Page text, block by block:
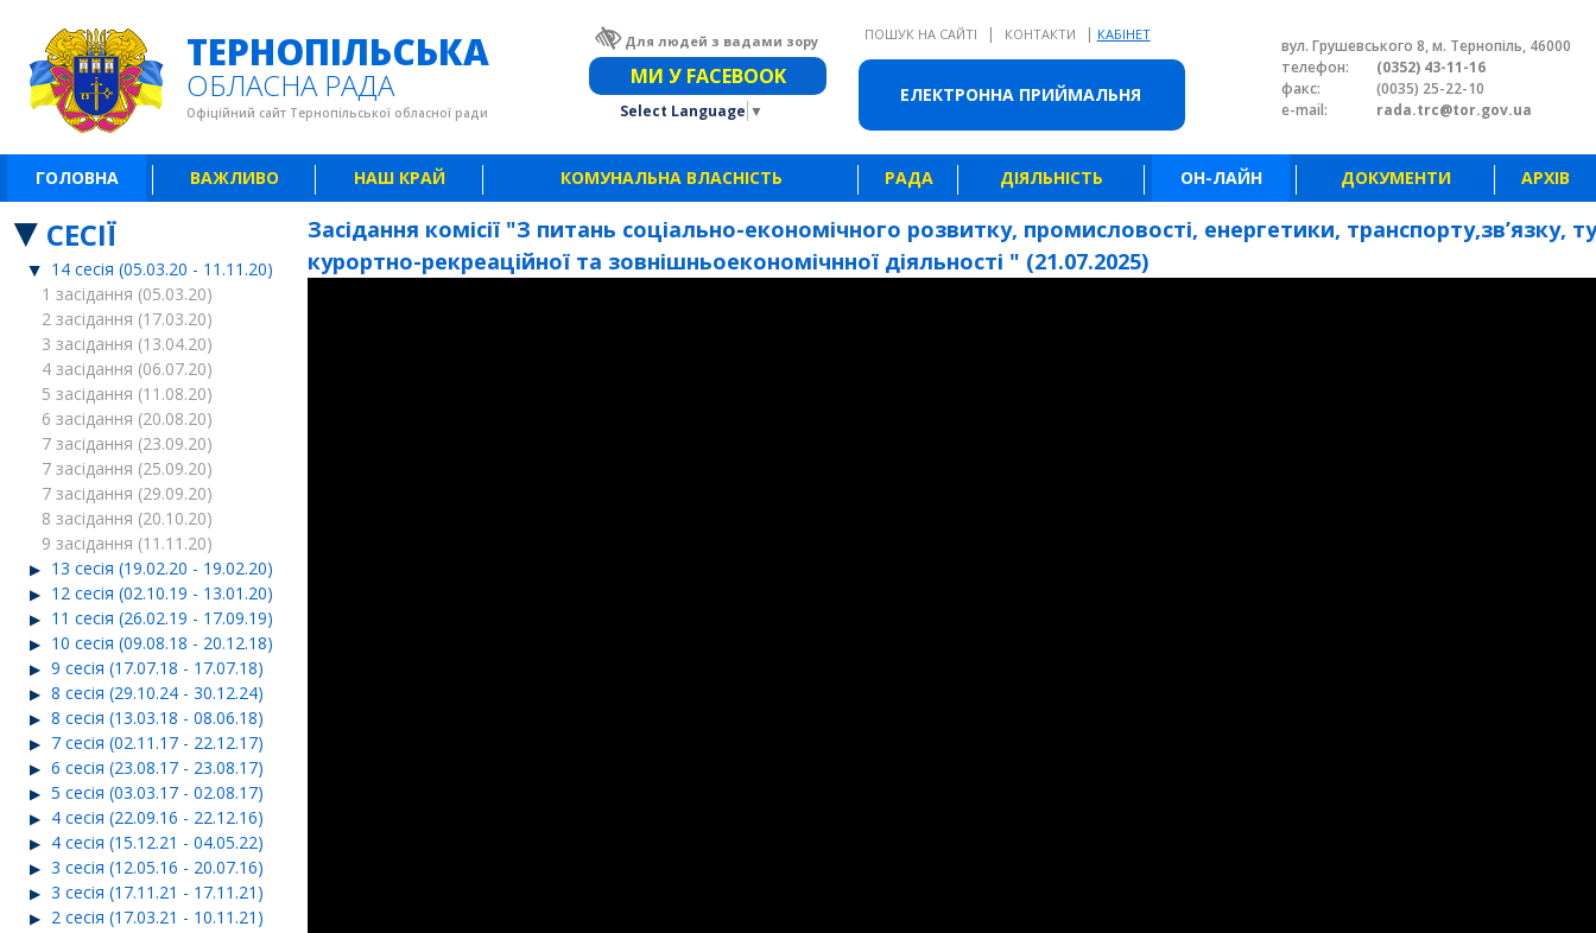
ЕЛЕКТРОННА ПРИЙМАЛЬНЯ
ТЕРНОПІЛЬСЬКА
ОБЛАСНА РАДА
Офіційний сайт Тернопільської обласної ради
Для людей з вадами зору Звичайна версія сайту
МИ У FACEBOOK
Select Language ▼
ПОШУК НА САЙТІ | КОНТАКТИ | КАБІНЕТ
вул. Грушевського 8, м. Тернопіль, 46000
телефон:
(0352) 43-11-16
факс:
(0035) 25-22-10
e-mail:
rada.trc@tor.gov.ua
ГОЛОВНА ВАЖЛИВО НАШ КРАЙ КОМУНАЛЬНА ВЛАСНІСТЬ РАДА ДІЯЛЬНІСТЬ ОН-ЛАЙН ДОКУМЕНТИ АРХІВ
СЕСІЇ
14 сесія (05.03.20 - 11.11.20)
1 засідання (05.03.20)
2 засідання (17.03.20)
3 засідання (13.04.20)
4 засідання (06.07.20)
5 засідання (11.08.20)
6 засідання (20.08.20)
7 засідання (23.09.20)
7 засідання (25.09.20)
7 засідання (29.09.20)
8 засідання (20.10.20)
9 засідання (11.11.20)
13 сесія (19.02.20 - 19.02.20)
12 сесія (02.10.19 - 13.01.20)
11 сесія (26.02.19 - 17.09.19)
10 сесія (09.08.18 - 20.12.18)
9 сесія (17.07.18 - 17.07.18)
8 сесія (29.10.24 - 30.12.24)
8 сесія (13.03.18 - 08.06.18)
7 сесія (02.11.17 - 22.12.17)
6 сесія (23.08.17 - 23.08.17)
5 сесія (03.03.17 - 02.08.17)
4 сесія (22.09.16 - 22.12.16)
4 сесія (15.12.21 - 04.05.22)
3 сесія (12.05.16 - 20.07.16)
3 сесія (17.11.21 - 17.11.21)
2 сесія (17.03.21 - 10.11.21)
Засідання комісії "З питань соціально-економічного розвитку, промисловості, енергетики, транспорту,зв’язку,
курортно-рекреаційної та зовнішньоекономічнної діяльності " (21.07.2025)